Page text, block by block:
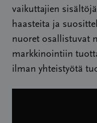
vaikuttajien
haasteita ja
nuoret osallistuvat
markkinointiin
ilman yhteistyötä